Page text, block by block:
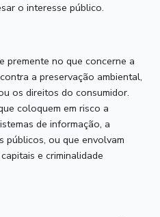
o interesse público.
premente no que concerne a
a preservação ambiental,
os direitos do consumidor.
coloquem em risco a
de informação, a
públicos, ou que envolvam
e criminalidade